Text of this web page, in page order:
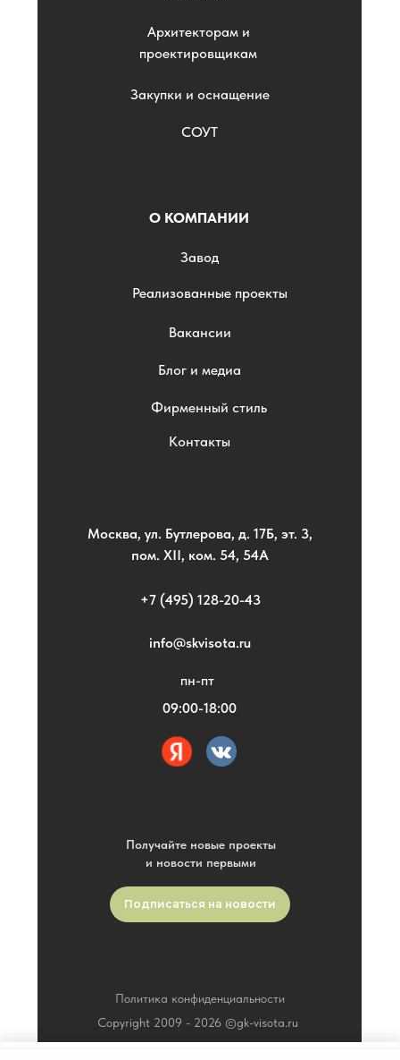
Политика конфиденциальности
Copyright 2009 - 2026 ©gk-visota.ru
Архитекторам и
проектировщикам
Закупки и оснащение
СОУТ
Получайте новые проекты
и новости первыми
О КОМПАНИИ
Завод
Реализованные проекты
Вакансии
Блог и медиа
Фирменный стиль
Контакты
+7 (495) 128-20-43
info@skvisota.ru
Москва, ул. Бутлерова, д. 17Б, эт. 3,
пом. XII, ком. 54, 54А
пн-пт
09:00-18:00
Подписаться на новости